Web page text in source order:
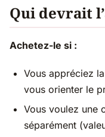
Qui devrait
Achetez-le si :
Vous appréciez
vous orienter le
Vous voulez une
séparément